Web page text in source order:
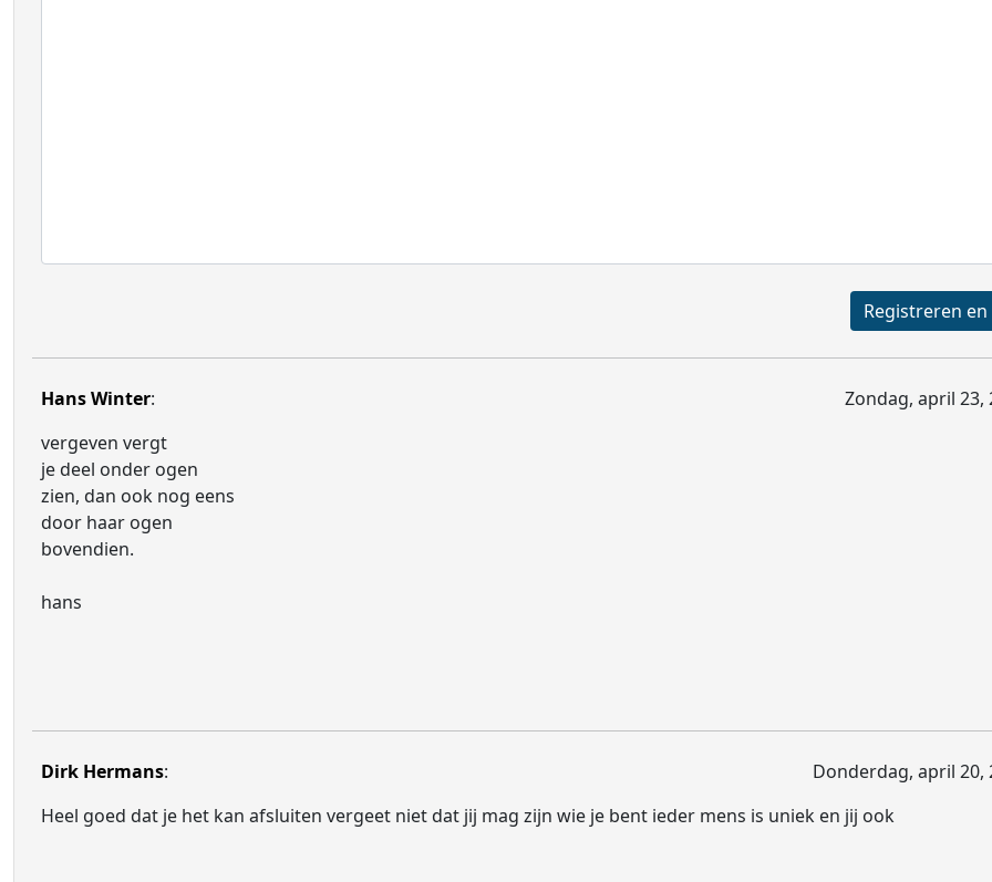
Hans Winter:
Zondag, april 23,
vergeven vergt
je deel onder ogen
zien, dan ook nog eens
door haar ogen
bovendien.
hans
Dirk Hermans:
Donderdag, april 20,
Heel goed dat je het kan afsluiten vergeet niet dat jij mag zijn wie je bent ieder mens is uniek en jij ook